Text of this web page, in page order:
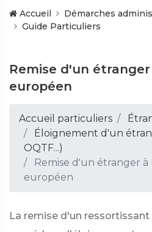
Accueil
Démarches
Guide Particuliers
Remise d'un
européen
Accueil particuliers
Éloignement d'un
OQTF...)
Remise d'un étranger
européen
La remise d'un